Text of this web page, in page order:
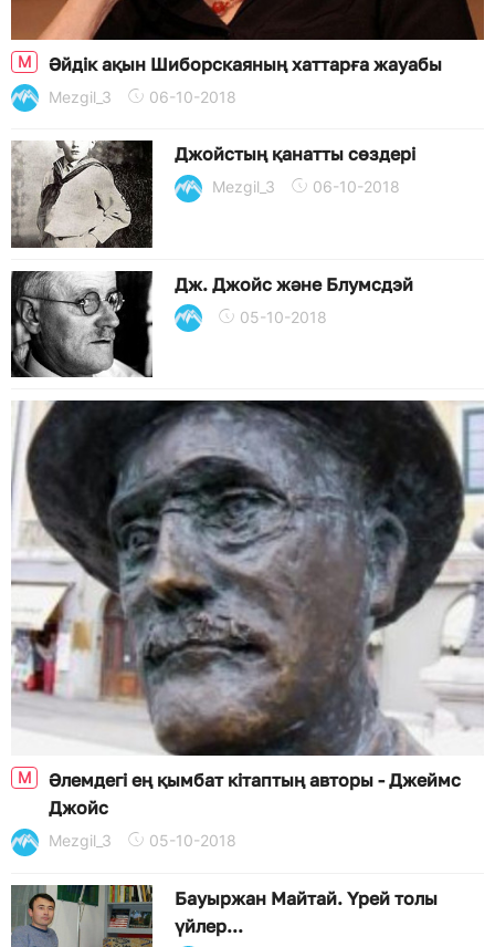
M Әйдік ақын Шиборскаяның хаттарға жауабы
Mezgil_3 06-10-2018
Джойстың қанатты сөздері
Mezgil_3 06-10-2018
Дж. Джойс және Блумсдэй
05-10-2018
M
Әлемдегі ең қымбат кітаптың авторы - Джеймс
Джойс
Mezgil_3 05-10-2018
Бауыржан Майтай. Үрей толы
үйлер...